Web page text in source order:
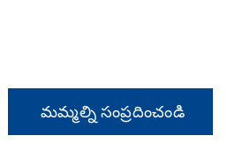
మమ్మల్ని సంప్రదించండి